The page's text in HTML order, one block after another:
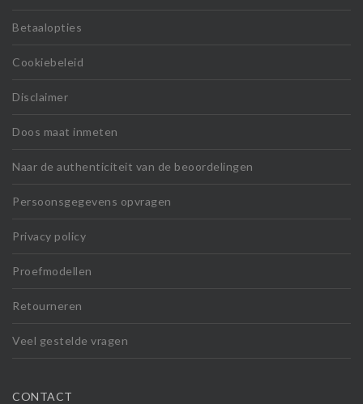
Betaalopties
Cookiebeleid
Disclaimer
Doos maat inmeten
Naar de authenticiteit van de beoordelingen
Persoonsgegevens opvragen
Privacy policy
Proefmodellen
Retourneren
Veel gestelde vragen
CONTACT